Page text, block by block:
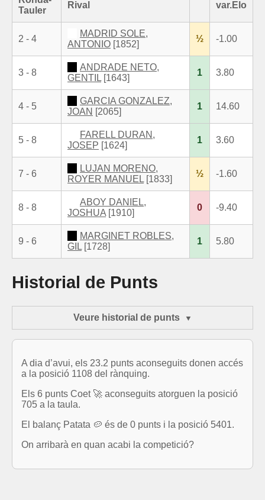
Tauler
Rival var.Elo
2 - 4
MADRID SOLE,
ANTONIO [1852]
½ -1.00
3 - 8
ANDRADE NETO,
GENTIL [1643]
1 3.80
4 - 5
GARCIA GONZALEZ,
JOAN [2065]
1 14.60
5 - 8
FARELL DURAN,
JOSEP [1624]
1 3.60
7 - 6
LUJAN MORENO,
ROYER MANUEL [1833]
½ -1.60
8 - 8
ABOY DANIEL,
JOSHUA [1910]
0 -9.40
9 - 6
MARGINET ROBLES,
GIL [1728]
1 5.80
Historial de Punts
Veure historial de punts
A dia d’avui, els 23.2 punts aconseguits donen accés
a la posició 1108 del rànquing.
Els 6 punts Coet 🚀 aconseguits atorguen la posició
705 a la taula.
El balanç Patata 🥔 és de 0 punts i la posició 5401.
On arribarà en quan acabi la competició?